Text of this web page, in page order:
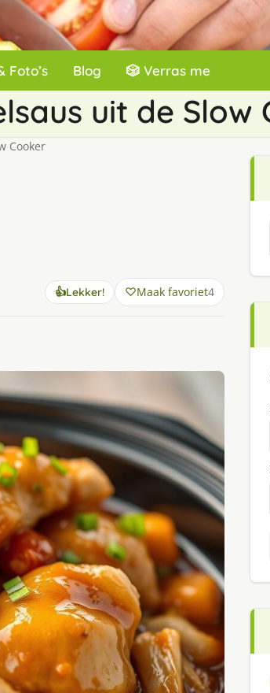
Foto’s Blog 🎲 Verras me
uit de Slow
Cooker
👍Lekker! Maak favoriet4